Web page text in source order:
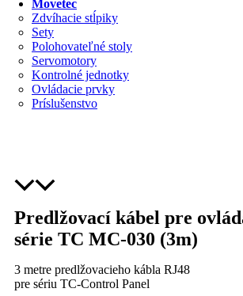
Movetec
Zdvíhacie stĺpiky
Sety
Polohovateľné stoly
Servomotory
Kontrolné jednotky
Ovládacie prvky
Príslušenstvo
Predlžovací kábel pre
série TC MC-030 (3m)
3 metre predlžovacieho kábla RJ48
pre sériu TC-Control Panel